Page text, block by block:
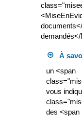
À
un <span
vous
des <span